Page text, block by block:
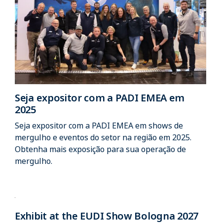
Seja expositor com a PADI EMEA em
2025
Seja expositor com a PADI EMEA em shows de
mergulho e eventos do setor na região em 2025.
Obtenha mais exposição para sua operação de
mergulho.
Exhibit at the EUDI Show Bologna 2027